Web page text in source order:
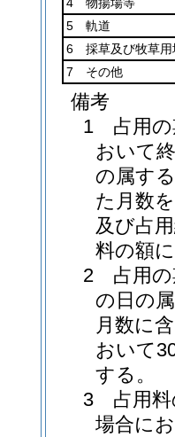
5 軌道
6 採草及び牧草用
7 その他
備考
1 占用の
おいて
の属す
た月数
及び占
料の額
2 占用の
の日の
月数に
おいて
する。
3 占用料
場合に